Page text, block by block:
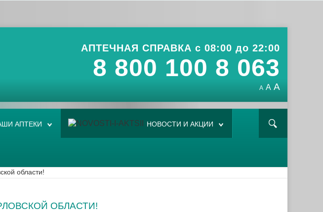
АПТЕЧНАЯ СПРАВКА с 08:00 до 22:00
8 800 100 8 063
A A A
АПТЕКИ НОВОСТИ И АКЦИИ
области!
ОБЛАСТИ!